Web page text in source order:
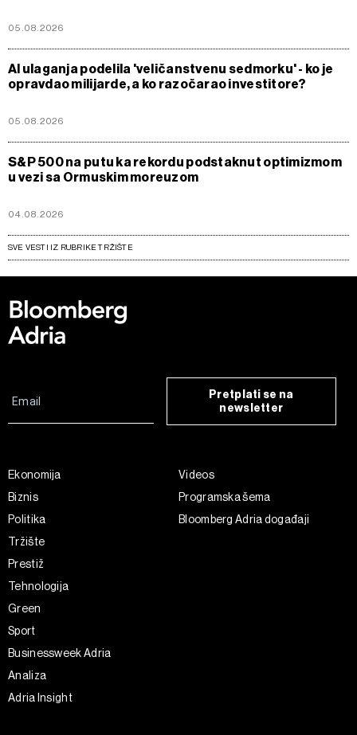
05.08.2026
AI ulaganja podelila 'veličanstvenu sedmorku' - ko je
opravdao milijarde, a ko razočarao investitore?
05.08.2026
S&P 500 na putu ka rekordu podstaknut optimizmom
u vezi sa Ormuskim moreuzom
04.08.2026
SVE VESTI IZ RUBRIKE TRŽIŠTE
Pretplati se na
newsletter
Ekonomija
Biznis
Politika
Tržište
Prestiž
Tehnologija
Green
Sport
Businessweek Adria
Analiza
Adria Insight
Videos
Programska šema
Bloomberg Adria događaji